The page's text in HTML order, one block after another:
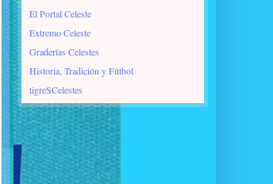
El Portal Celeste
Extremo Celeste
Graderías Celestes
Historia, Tradición y Fútbol
tigreSCelestes